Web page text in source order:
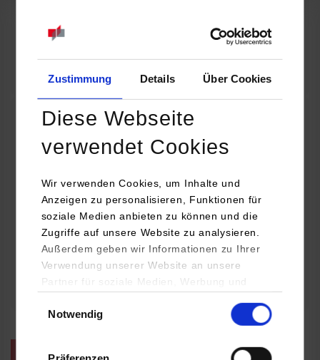
Zustimmung Details Über Cookies
Diese Webseite
verwendet Cookies
Wir verwenden Cookies, um Inhalte und
Anzeigen zu personalisieren, Funktionen für
soziale Medien anbieten zu können und die
Zugriffe auf unsere Website zu analysieren.
Außerdem geben wir Informationen zu Ihrer
Verwendung unserer Website an unsere
Partner für soziale Medien, Werbung und
YouTube, Google Maps) führen diese
Daten zusammen, die Sie ihnen bereitgestellt
Notwendig
Online INDIS-Infoveranstaltung für Studierende
Zum Event
Technologietag: Clean Urban Transportation –
nachhaltige Mobilität im (sub)urbanen Umfeld
16.09.2026 - 17.09.2026
Im Mittelpunkt stehen elektrische Antriebe, moderne
Batterietechnologien und innovative Fahrzeugkonzepte für
nachhaltige Mobilität in Stadt und…
weitere Veranstaltungen / Termine